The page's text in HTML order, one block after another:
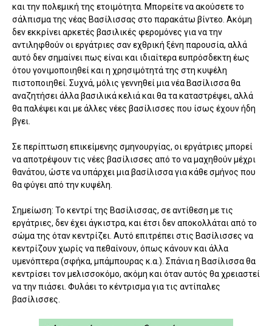
και την πολεμική της ετοιμότητα. Μπορείτε να ακούσετε το
σάλπισμα της νέας Βασίλισσας στο παρακάτω βίντεο. Ακόμη
δεν εκκρίνει αρκετές βασιλικές φερομόνες για να την
αντιληφθούν οι εργάτριες σαν εχθρική ξένη παρουσία, αλλά
αυτό δεν σημαίνει πως είναι και ιδιαίτερα ευπρόσδεκτη έως
ότου γονιμοποιηθεί και η χρησιμότητά της στη κυψέλη
πιστοποιηθεί. Συχνά, μόλις γεννηθεί μια νέα Βασίλισσα θα
αναζητήσει άλλα βασιλικά κελιά και θα τα καταστρέψει, αλλά
θα παλέψει και με άλλες νέες βασίλισσες που ίσως έχουν ήδη
βγει.
Σε περίπτωση επικείμενης σμηνουργίας, οι εργάτριες μπορεί
να αποτρέψουν τις νέες βασίλισσες από το να μαχηθούν μέχρι
θανάτου, ώστε να υπάρχει μια βασίλισσα για κάθε σμήνος που
θα φύγει από την κυψέλη.
Σημείωση: Το κεντρί της Βασίλισσας, σε αντίθεση με τις
εργάτριες, δεν έχει άγκιστρα, και έτσι δεν αποκολλάται από το
σώμα της όταν κεντρίζει. Αυτό επιτρέπει στις Βασίλισσες να
κεντρίζουν χωρίς να πεθαίνουν, όπως κάνουν και άλλα
υμενόπτερα (σφήκα, μπάμπουρας κ.α.). Σπάνια η Βασίλισσα θα
κεντρίσει τον μελισσοκόμο, ακόμη και όταν αυτός θα χρειαστεί
να την πιάσει. Φυλάει το κέντρισμα για τις αντίπαλες
βασίλισσες.